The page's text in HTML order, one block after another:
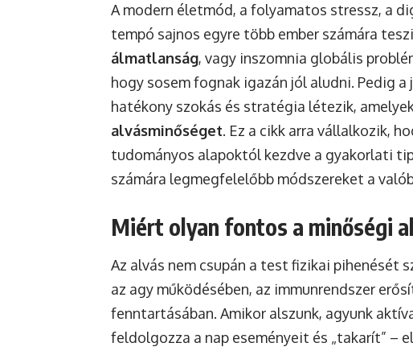
A modern életmód, a folyamatos stressz, a
tempó sajnos egyre több ember számára
álmatlanság, vagy inszomnia globális
hogy sosem fognak igazán jól aludni. Pedig a
hatékony szokás és stratégia létezik,
alvásminőséget. Ez a cikk arra vállalkozik,
tudományos alapoktól kezdve a gyakorlati
számára legmegfelelőbb módszereket a
Miért olyan fontos a minőségi
Az alvás nem csupán a test fizikai pihenését
az agy működésében, az immunrendszer
fenntartásában. Amikor alszunk, agyunk
feldolgozza a nap eseményeit és „takarít” –